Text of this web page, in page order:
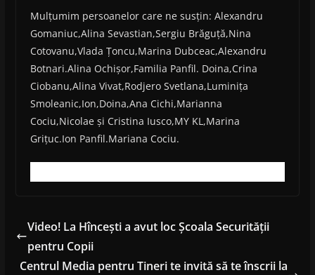
Mulțumim persoanelor care ne susțin: Alexandru
Gomaniuc,Alina Sevastian,Sergiu Brăguță,Nina
Cotovanu,Vlada Țoncu,Marina Dubceac,Alexandru
Botnari.Alina Ochișor,Familia Panfil. Doina,Crina
Ciobanu,Alina Vivat,Rodjero Svetlana,Luminița
Smoleanic,Ion,Doina,Ana Cichi,Marianna
Cociu,Nicolae și Cristina Iusco,MY KL,Marina
Grițuc.Ion Panfil.Mariana Cociu.
Video! La Hîncești a avut loc Școala Securității
pentru Copii
Centrul Media pentru Tineri te invită să te înscrii la